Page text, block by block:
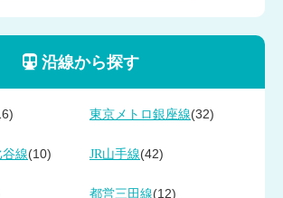
沿線から探す
東京メトロ銀座線(32)
線(10) JR山手線(42)
都営三田線(12)